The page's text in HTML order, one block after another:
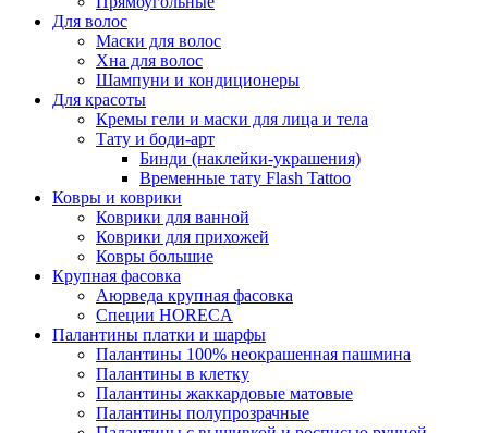
Для волос
Маски для волос
Хна для волос
Шампуни и кондиционеры
Для красоты
Кремы гели и маски для лица и тела
Тату и боди-арт
Бинди (наклейки-украшения)
Временные тату Flash Tattoo
Ковры и коврики
Коврики для ванной
Коврики для прихожей
Ковры большие
Крупная фасовка
Аюрведа крупная фасовка
Специи HORECA
Палантины платки и шарфы
Палантины 100% неокрашенная пашмина
Палантины в клетку
Палантины жаккардовые матовые
Палантины полупрозрачные